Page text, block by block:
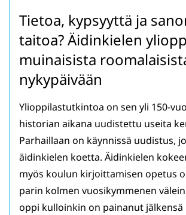
Tietoa, kypsyyttä ja
taitoa? Äidinkielen
muinaisista
nykypäivään
Ylioppilastutkintoa on sen yli 150-
historian aikana uudistettu useita
Parhaillaan on käynnissä uudistus,
äidinkielen koetta. Äidinkielen
myös koulun kirjoittamisen opetus
parin kolmen vuosikymmenen
oppi kulloinkin on painanut